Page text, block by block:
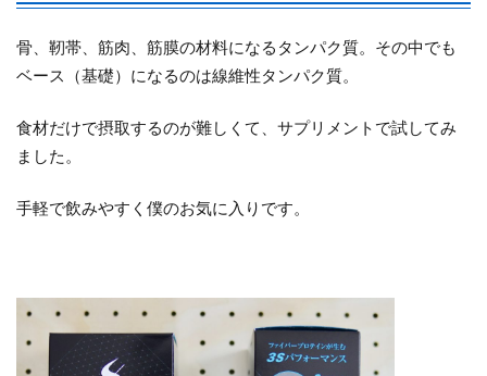
骨、靭帯、筋肉、筋膜の材料になるタンパク質。その中でも
ベース（基礎）になるのは線維性タンパク質。
食材だけで摂取するのが難しくて、サプリメントで試してみ
ました。
手軽で飲みやすく僕のお気に入りです。